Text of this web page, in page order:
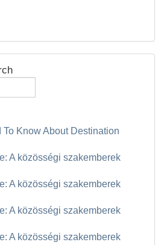
To Know About Destination
A közösségi szakemberek
A közösségi szakemberek
A közösségi szakemberek
A közösségi szakemberek